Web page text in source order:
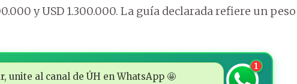
y USD 1.300.000. La guía declarada refiere un peso
unite al canal de ÚH en WhatsApp 🤩
1